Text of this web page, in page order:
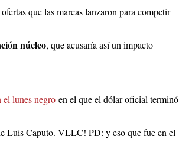
que las marcas lanzaron para competir
núcleo, que acusaría así un impacto
lunes negro en el que el dólar oficial terminó
Luis Caputo. VLLC! PD: y eso que fue en el